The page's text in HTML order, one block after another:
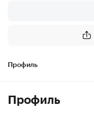
Профиль
Профиль